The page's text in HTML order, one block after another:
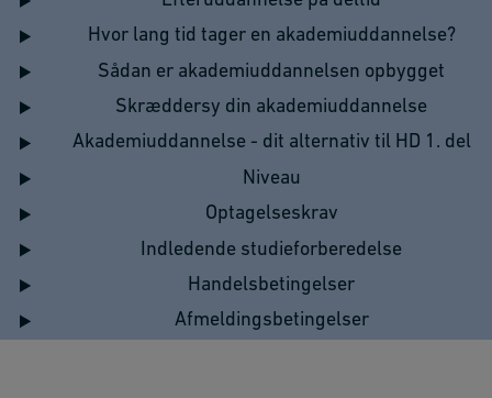
Hvor lang tid tager en akademiuddannelse?
Sådan er akademiuddannelsen opbygget
Skræddersy din akademiuddannelse
Akademiuddannelse - dit alternativ til HD 1. del
Niveau
Optagelseskrav
Indledende studieforberedelse
Handelsbetingelser
Afmeldingsbetingelser